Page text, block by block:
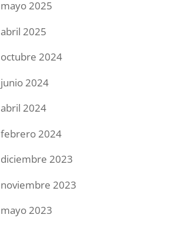
mayo 2025
abril 2025
octubre 2024
junio 2024
abril 2024
febrero 2024
diciembre 2023
noviembre 2023
mayo 2023